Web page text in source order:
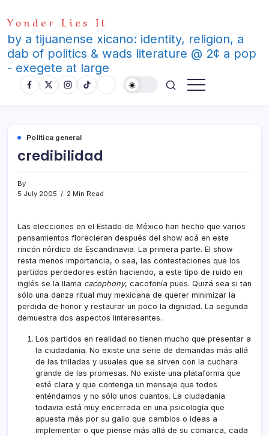
to
content
Yonder Lies It
by a tijuanense xicano: identity, religion, a
dab of politics & wads literature @ 2¢ a pop
- exegete at large
Polí­tica general
credibilidad
By
5 July 2005
2 Min Read
Las elecciones en el Estado de México han hecho que varios
pensamientos florecieran después del show acá en este
rincón nórdico de Escandinavia. La primera parte. El show
resta menos importancia, o sea, las contestaciones que los
partidos perdedores están haciendo, a este tipo de ruido en
inglés se la llama cacophony, cacofoní­a pues. Quizá sea si tan
sólo una danza ritual muy mexicana de querer minimizar la
perdida de honor y restaurar un poco la dignidad. La segunda
demuestra dos aspectos iinteresantes.
Los partidos en realidad no tienen mucho que presentar a
la ciudadania. No existe una serie de demandas más allá
de las trilladas y usuales que se sirven con la cuchara
grande de las promesas. No existe una plataforma que
esté clara y que contenga un mensaje que todos
enténdamos y no sólo unos cuantos. La ciudadania
todavia está muy encerrada en una psicologí­a que
apuesta más por su gallo que cambios o ideas a
implementar o que piense más allá de su comarca, cada